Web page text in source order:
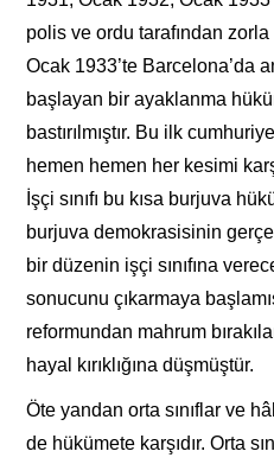
polis ve ordu tarafından zorla
Ocak 1933’te Barcelona’da
başlayan bir ayaklanma
bastırılmıştır. Bu ilk
hemen hemen her kesimi
İşçi sınıfı bu kısa burjuva
burjuva demokrasisinin
bir düzenin işçi sınıfına
sonucunu çıkarmaya
reformundan mahrum
hayal kırıklığına düşmüştür.
Öte yandan orta sınıflar ve
de hükümete karşıdır. Orta